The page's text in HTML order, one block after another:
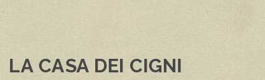
LA CASA DEI CIGNI